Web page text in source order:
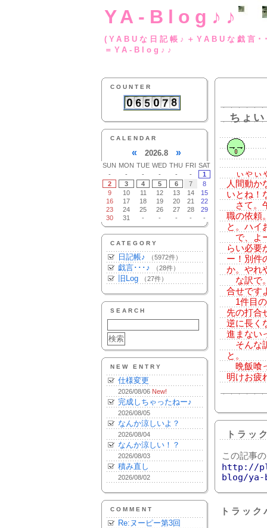
YA-Blog♪♪
(YABUな日記帳♪
＝YA-Blog♪♪
COUNTER
CALENDAR
« 2026.8 »
SUN MON TUE WED THU FRI SAT
-
- - - - -
1
2
3 4 5 6 7
8
9
10 11 12 13 14
15
16
17 18 19 20 21
22
23
24 25 26 27 28
29
30
31 - - - - -
CATEGORY
日記帳♪ （5972件）
戯言･･･♪ （28件）
旧Log （27件）
SEARCH
NEW ENTRY
仕様変更
2026/08/06 New!
完成しちゃったねー♪
2026/08/05
なんか涼しいよ？
2026/08/04
なんか涼しい！？
2026/08/03
積み直し
2026/08/02
COMMENT
Re:ヌーピー第3回
ちょ
ぃゃぃ
人間動か
いとね！
さて。
職の依頼
と。ハイ
で、よ
らい必要
ー！別件
か。やれ
な訳で
合せです
1件目の
先の打合
逆に長く
進まない
そんな
と。
晩飯喰
明けお疲
トラッ
この記事
http://
blog/ya-
トラッ